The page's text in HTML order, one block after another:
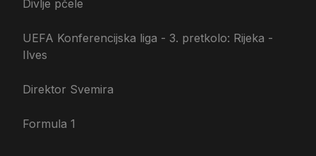
Divlje pčele
UEFA Konferencijska liga - 3. pretkolo: Rijeka -
Ilves
Direktor Svemira
Formula 1